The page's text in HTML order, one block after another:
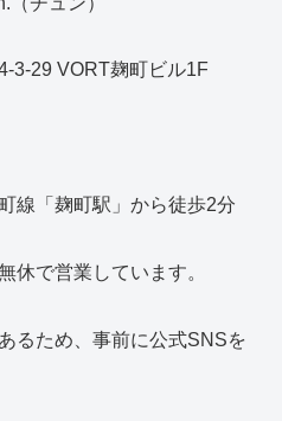
3-29 VORT麹町ビル1F
線「麹町駅」から徒歩2分
休で営業しています。
るため、事前に公式SNSを